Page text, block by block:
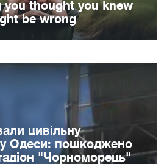
цивільну
Одеси: пошкоджено
"Чорноморець"